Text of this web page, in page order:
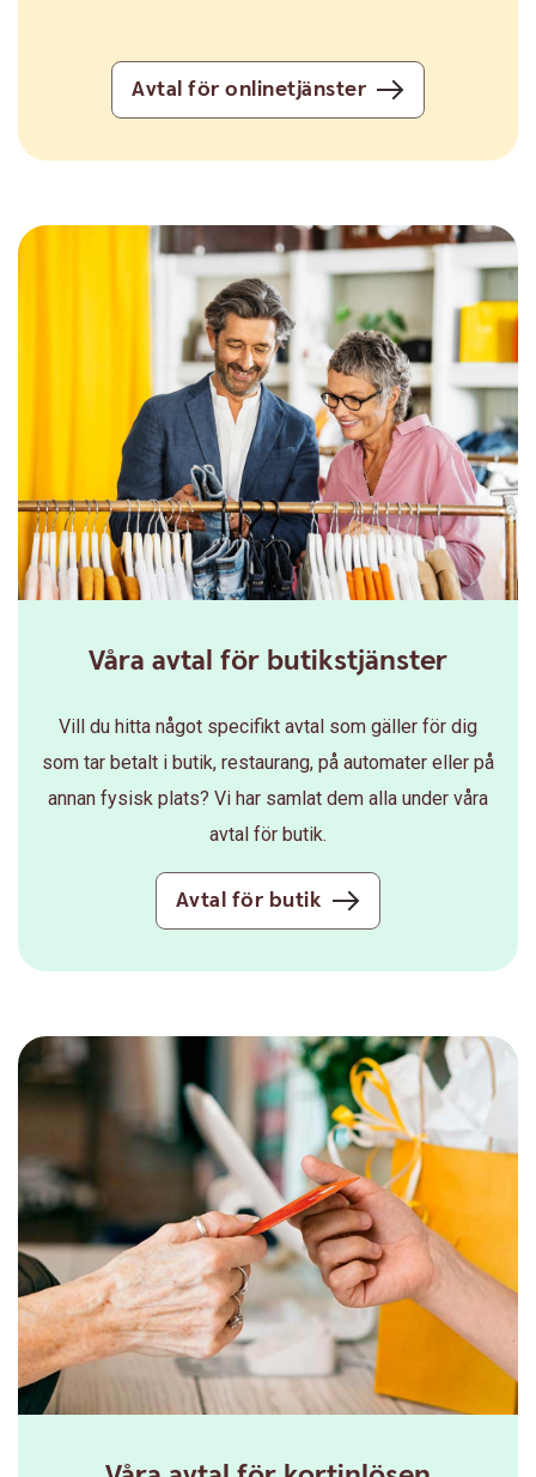
Avtal för onlinetjänster
Våra avtal för butikstjänster
Vill du hitta något specifikt avtal som gäller för dig
som tar betalt i butik, restaurang, på automater eller på
annan fysisk plats? Vi har samlat dem alla under våra
avtal för butik.
Avtal för butik